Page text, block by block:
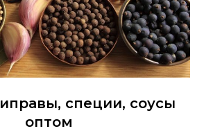
специи, соусы
оптом